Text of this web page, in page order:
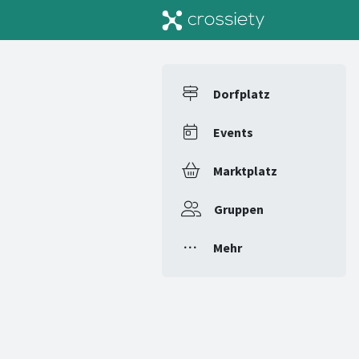
Dorfplatz
Events
Marktplatz
Gruppen
Mehr